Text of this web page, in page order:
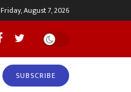
Friday, August 7, 2026
SUBSCRIBE